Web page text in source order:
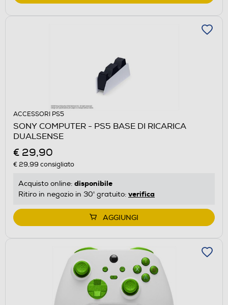
ACCESSORI PS5
SONY COMPUTER - PS5 BASE DI RICARICA
DUALSENSE
€ 29,90
€ 29,99 consigliato
Acquisto online: disponibile
Ritiro in negozio in 30' gratuito: verifica
AGGIUNGI